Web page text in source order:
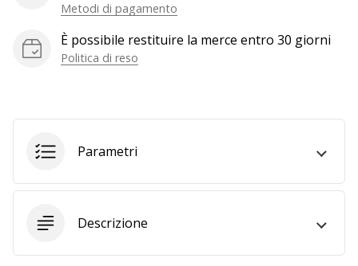
Facebook
o
che
generino
profitto.
al…
Metodi di pagamento
È possibile restituire la merce entro 30 giorni
Politica di reso
Parametri
Descrizione